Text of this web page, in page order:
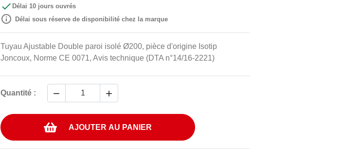
 Délai 10 jours ouvrés
 Délai sous réserve de disponibilité chez la marque
Tuyau Ajustable Double paroi isolé Ø200, pièce d'origine Isotip
Joncoux, Norme CE 0071, Avis technique (DTA n°14/16-2221)
Quantité :  
AJOUTER AU PANIER